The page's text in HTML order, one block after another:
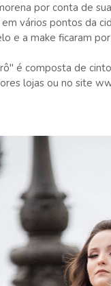
por conta de
vários pontos da
e a make ficaram
é composta de
lojas ou no site